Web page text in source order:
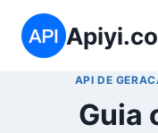
content
API DE
Guia